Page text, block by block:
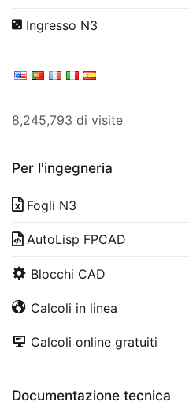
Ingresso N3
8,245,793 di visite
Per l'ingegneria
Fogli N3
AutoLisp FPCAD
Blocchi CAD
Calcoli in linea
Calcoli online gratuiti
Documentazione tecnica